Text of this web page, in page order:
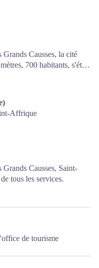
Grands Causses, la cité
700 habitants, s'étire
Combalou, au sud du
:
: du lundi au
: 9h30-12h30 &
Affrique
Grands Causses, Saint-
tous les services.
Aristide Briand
de 10h à 12h30 et de
de tourisme